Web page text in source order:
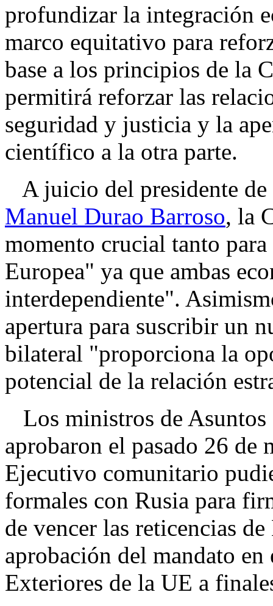
profundizar la integración
marco equitativo para
base a los principios de la
permitirá reforzar las
seguridad y justicia y la
científico a la otra parte.
A juicio del presidente
Manuel Durao Barroso, la
momento crucial tanto
Europea" ya que ambas
interdependiente".
apertura para suscribir un
bilateral "proporciona la
potencial de la relación
Los ministros de
aprobaron el pasado 26 de
Ejecutivo comunitario
formales con Rusia para
de vencer las reticencias
aprobación del mandato
Exteriores de la UE a